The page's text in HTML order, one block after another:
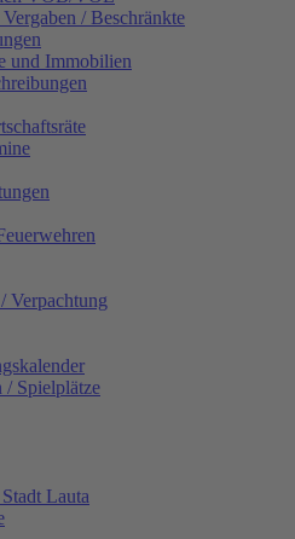
/ Beschränkte
und Immobilien
Verpachtung
/ Spielplätze
Lauta